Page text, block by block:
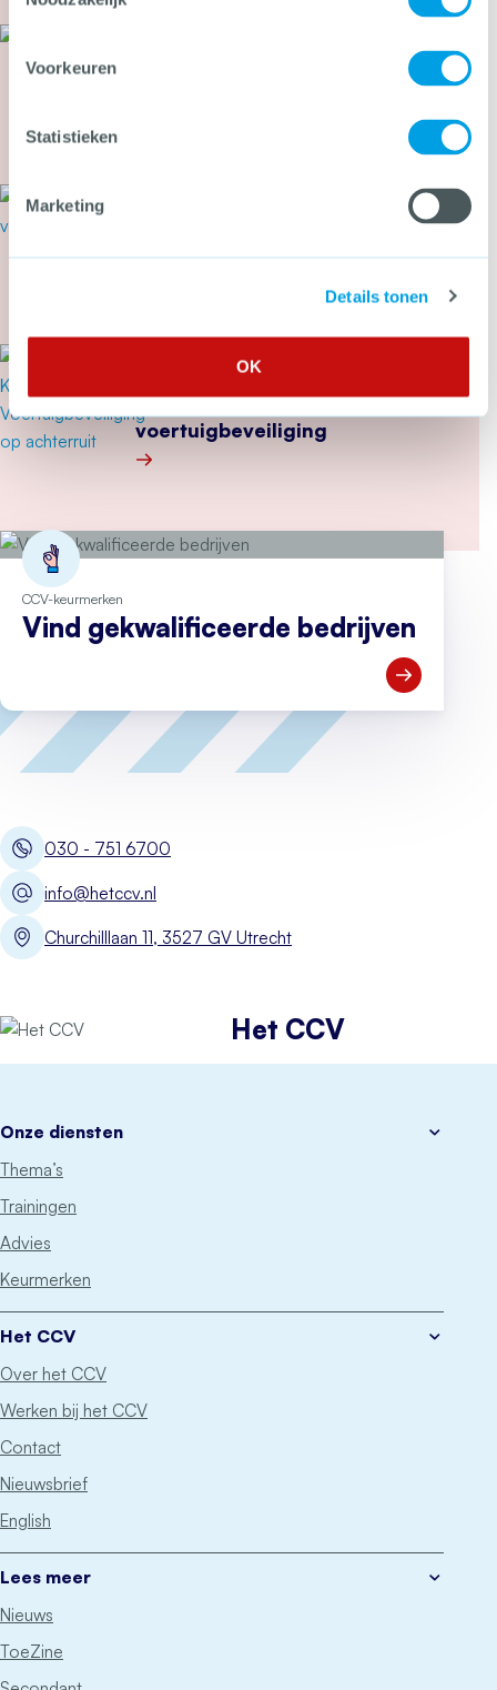
Voorkeuren
Statistieken
Marketing
Details tonen
OK
brandbeveiliging gevaarlijke
Meer over Nieuwe inspectieschema’s
Cyberbeveiligingswet vanaf 15
voertuigbeveiliging
CCV-keurmerken
Vind gekwalificeerde bedrijven
Open Vind
030 - 751 6700
info@hetccv.nl
Churchilllaan 11, 3527 GV Utrecht
Het CCV
Onze diensten
Thema’s
Trainingen
Advies
Keurmerken
Het CCV
Over het CCV
Werken bij het CCV
Contact
Nieuwsbrief
English
Lees meer
Nieuws
ToeZine